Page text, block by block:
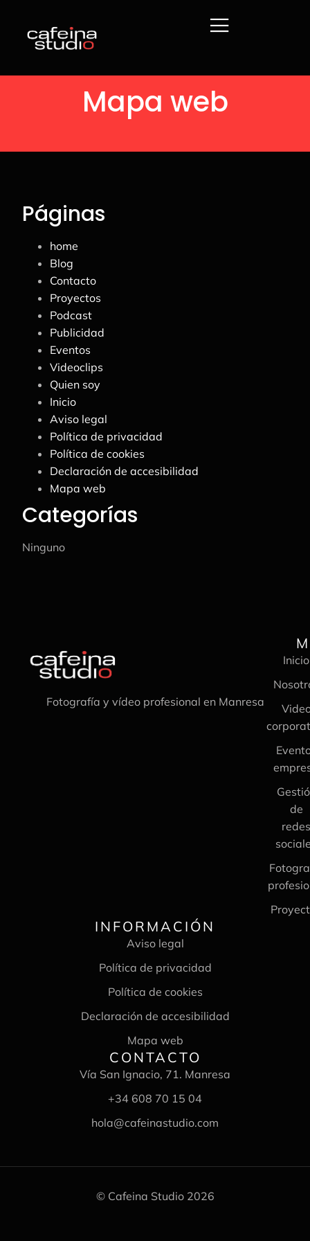
Mapa web
Páginas
home
Blog
Contacto
Proyectos
Podcast
Publicidad
Eventos
Videoclips
Quien soy
Inicio
Aviso legal
Política de privacidad
Política de cookies
Declaración de accesibilidad
Mapa web
Categorías
Ninguno
Fotografía y vídeo profesional en Manresa
Inicio
de
redes
INFORMACIÓN
Aviso legal
Política de privacidad
Política de cookies
Declaración de accesibilidad
Mapa web
CONTACTO
Vía San Ignacio, 71. Manresa
+34 608 70 15 04
hola@cafeinastudio.com
© Cafeina Studio 2026